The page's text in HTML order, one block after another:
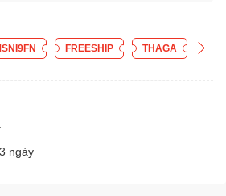
FREESHIP THAGA
ngày